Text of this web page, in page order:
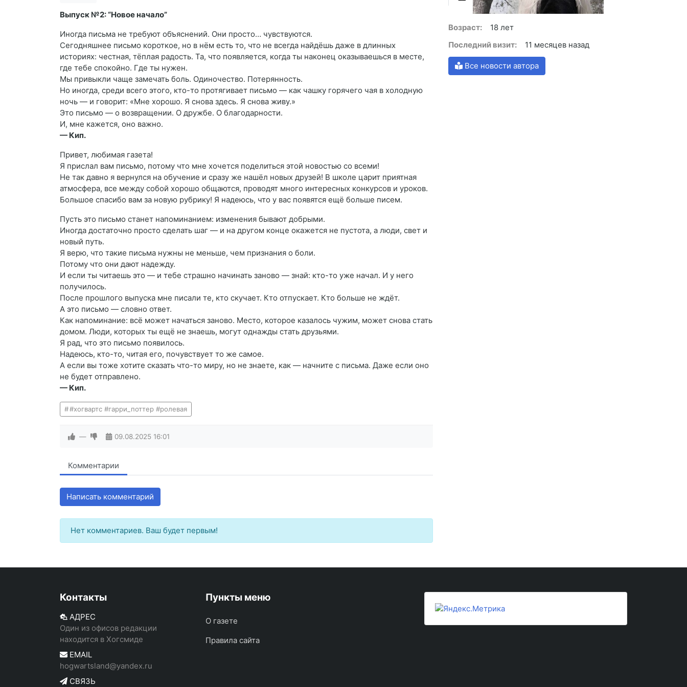
Выпуск №2: “Новое начало”
Иногда письма не требуют объяснений. Они просто… чувствуются.
Сегодняшнее письмо короткое, но в нём есть то, что не всегда найдёшь даже в длинных
историях: честная, тёплая радость. Та, что появляется, когда ты наконец оказываешься в месте,
где тебе спокойно. Где ты нужен.
Мы привыкли чаще замечать боль. Одиночество. Потерянность.
Но иногда, среди всего этого, кто-то протягивает письмо — как чашку горячего чая в холодную
ночь — и говорит: «Мне хорошо. Я снова здесь. Я снова живу.»
Это письмо — о возвращении. О дружбе. О благодарности.
И, мне кажется, оно важно.
— Кип.
Привет, любимая газета!
Я прислал вам письмо, потому что мне хочется поделиться этой новостью со всеми!
Не так давно я вернулся на обучение и сразу же нашёл новых друзей! В школе царит приятная
атмосфера, все между собой хорошо общаются, проводят много интересных конкурсов и уроков.
Большое спасибо вам за новую рубрику! Я надеюсь, что у вас появятся ещё больше писем.
Пусть это письмо станет напоминанием: изменения бывают добрыми.
Иногда достаточно просто сделать шаг — и на другом конце окажется не пустота, а люди, свет и
новый путь.
Я верю, что такие письма нужны не меньше, чем признания о боли.
Потому что они дают надежду.
И если ты читаешь это — и тебе страшно начинать заново — знай: кто-то уже начал. И у него
получилось.
После прошлого выпуска мне писали те, кто скучает. Кто отпускает. Кто больше не ждёт.
А это письмо — словно ответ.
Как напоминание: всё может начаться заново. Место, которое казалось чужим, может снова стать
домом. Люди, которых ты ещё не знаешь, могут однажды стать друзьями.
Я рад, что это письмо появилось.
Надеюсь, кто-то, читая его, почувствует то же самое.
А если вы тоже хотите сказать что-то миру, но не знаете, как — начните с письма. Даже если оно
не будет отправлено.
— Кип.
#хогвартс #гарри_поттер #ролевая
— 09.08.2025 16:01
Комментарии
Написать комментарий
Нет комментариев. Ваш будет первым!
Возраст:
18 лет
Последний визит:
11 месяцев назад
Все новости автора
Контакты
АДРЕС
Один из офисов редакции
находится в Хогсмиде
EMAIL
hogwartsland@yandex.ru
СВЯЗЬ
Пункты меню
О газете
Правила сайта